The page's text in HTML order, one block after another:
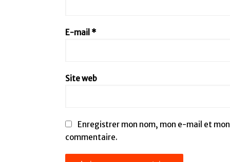
E-mail *
Site web
Enregistrer mon nom, mon e-mail et
commentaire.